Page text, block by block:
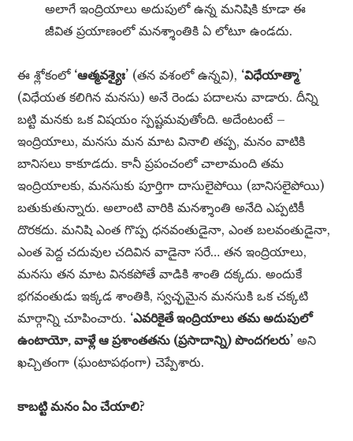
అలాగే ఇంద్రియాలు అదుపులో ఉన్న మనిషికి కూడా ఈ
జీవిత ప్రయాణంలో మనశ్శాంతికి ఏ లోటూ ఉండదు.
ఈ శ్లోకంలో ‘ఆత్మవశ్యైః’ (తన వశంలో ఉన్నవి), ‘విధేయాత్మా’
(విధేయత కలిగిన మనసు) అనే రెండు పదాలను వాడారు. దీన్ని
బట్టి మనకు ఒక విషయం స్పష్టమవుతోంది. అదేంటంటే –
ఇంద్రియాలు, మనసు మన మాట వినాలి తప్ప, మనం వాటికి
బానిసలు కాకూడదు. కానీ ప్రపంచంలో చాలామంది తమ
ఇంద్రియాలకు, మనసుకు పూర్తిగా దాసులైపోయి (బానిసలైపోయి)
బతుకుతున్నారు. అలాంటి వారికి మనశ్శాంతి అనేది ఎప్పటికీ
దొరకదు. మనిషి ఎంత గొప్ప ధనవంతుడైనా, ఎంత బలవంతుడైనా,
ఎంత పెద్ద చదువుల చదివిన వాడైనా సరే… తన ఇంద్రియాలు,
మనసు తన మాట వినకపోతే వాడికి శాంతి దక్కదు. అందుకే
భగవంతుడు ఇక్కడ శాంతికి, స్వచ్ఛమైన మనసుకి ఒక చక్కటి
మార్గాన్ని చూపించారు. ‘ఎవరికైతే ఇంద్రియాలు తమ అదుపులో
ఉంటాయో, వాళ్లే ఆ ప్రశాంతతను (ప్రసాదాన్ని) పొందగలరు’ అని
ఖచ్చితంగా (ఘంటాపథంగా) చెప్పేశారు.
కాబట్టి మనం ఏం చేయాలి?